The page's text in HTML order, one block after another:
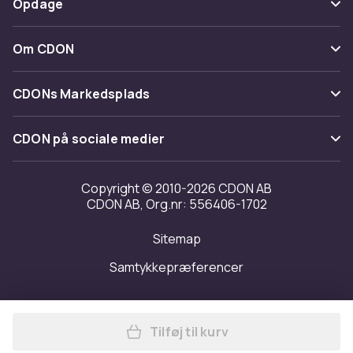
Fortryd & returner her
Kontakt os
Levering
Tilbagekaldelser
Opdage
Kategorier
Maerke
Om CDON
Om os
Kundeanmeldelser
Arbejd på CDON
Investor relations
Tilgængelighed
CDONs Markedsplads
Merchant Help Center
CDON på sociale medier
Copyright © 2010-2026 CDON AB
CDON AB, Org.nr: 556406-1702
Sitemap
Samtykkepræferencer
Læg ECD Germany
Tilføj til kurv